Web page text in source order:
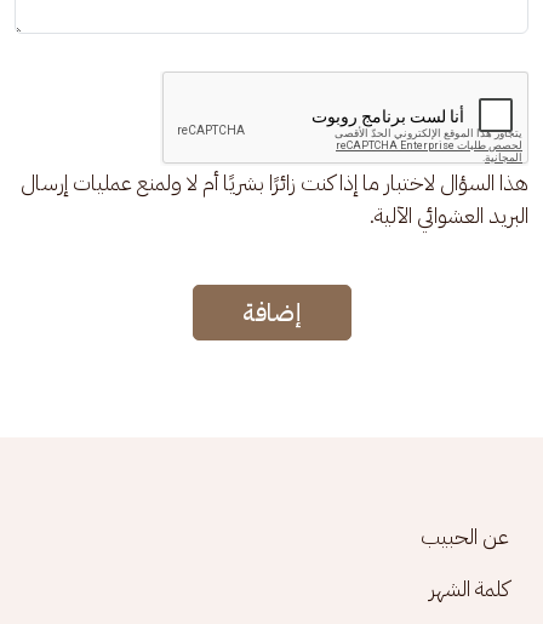
هذا السؤال لاختبار ما إذا كنت زائرًا بشريًا أم لا ولمنع عمليات إرسال
البريد العشوائي الآلية.
إضافة
Footer menu
عن الحبيب
كلمة الشهر